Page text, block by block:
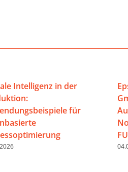
Intelligenz in der
für